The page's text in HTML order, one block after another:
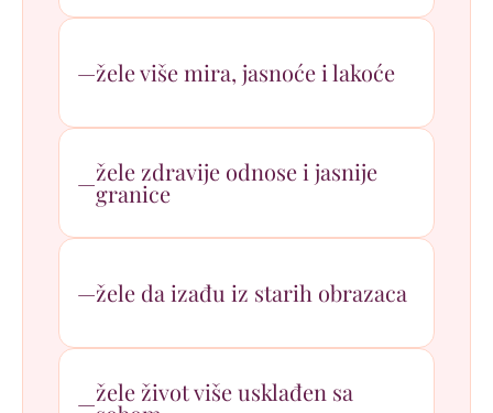
žele više mira, jasnoće i lakoće
žele zdravije odnose i jasnije
granice
žele da izađu iz starih obrazaca
žele život više usklađen sa